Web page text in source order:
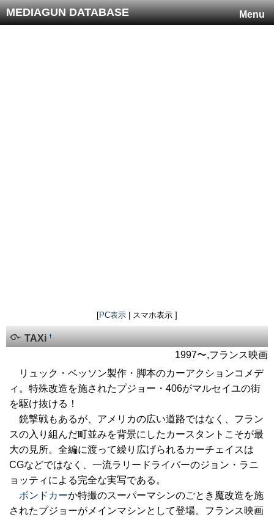
Menu
MEDIAGUN DATABASE
[PC表示 | スマホ表示 ]
TAXi†
1997〜,フランス映画
リュック・ベッソン製作・脚本のカーアクションコメデ
ィ。特殊改造を施されたプジョー・406がマルセイユの街
を駆け抜ける！
銃撃戦もあるが、アメリカの広い道路ではなく、フラン
スの入り組んだ町並みを背景にしたカースタントこそが最
大の見所。全編に渡って繰り広げられるカーチェイスは
CGなどではなく、一流ラリードライバーのジョン・ラニ
ョッティによる完全な実写である。
ボンドカーか特撮のスーパーマシンのごとき魔改造を施
されたプジョーがメインマシンとして登場。フランス映画